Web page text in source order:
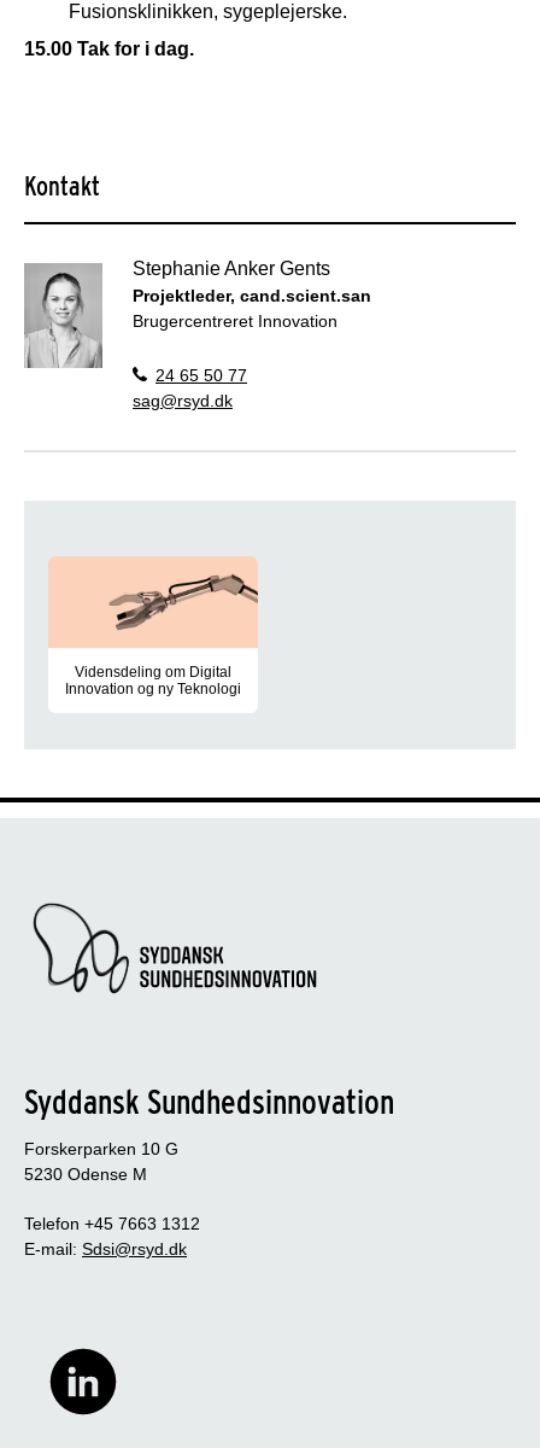
Fusionsklinikken, sygeplejerske.
15.00 Tak for i dag.
Kontakt
Stephanie Anker Gents
Projektleder, cand.scient.san
Brugercentreret Innovation
24 65 50 77
sag@rsyd.dk
Læs mere
Vidensdeling om Digital
Innovation og ny Teknologi
Syddansk Sundhedsinnovation
Forskerparken 10 G
5230 Odense M
Telefon +45 7663 1312
E-mail: Sdsi@rsyd.dk